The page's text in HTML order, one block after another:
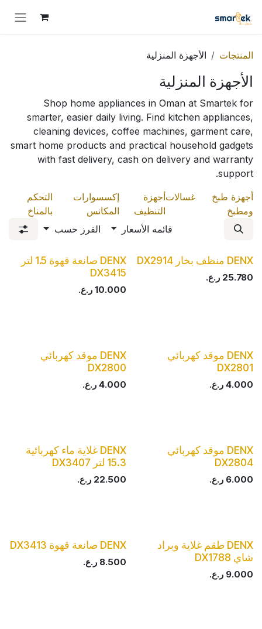
المنتجات الأجهزة المنزلية
الأجهزة المنزلية
Shop home appliances in Oman at Smartek for
smarter, easier daily living. Find kitchen appliances,
cleaning devices, coffee machines, garment care,
smart home products and practical household gadgets
with fast delivery, cash on delivery and warranty
support.
أجهزة طبخ
ومطبخ
غسالاتأجهزة
التنظيف
إكسسوارات
المكانس
التحكم
بالمناخ
قائمه الأسعار
الفرز حسب
DENX منظف بخار DX2914
25.780 ر.ع.
DENX صانعة قهوة 1.5 لتر
DX3415
10.000ر.ع.
DENX موقد كهربائي
DX2801
4.000 ر.ع.
DENX موقد كهربائي
DX2800
4.000ر.ع.
DENX موقد كهربائي
DX2804
6.000 ر.ع.
DENX غلاية ماء كهربائية
15.3 لتر DX3407
22.500 ر.ع.
DENX طقم غلاية وبراد
شاي DX1788
9.000 ر.ع.
DENX صانعة قهوة DX3413
8.500 ر.ع.